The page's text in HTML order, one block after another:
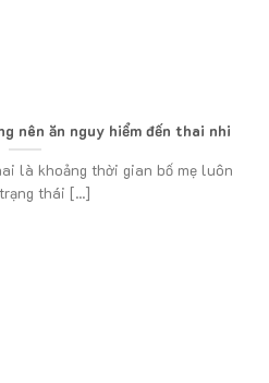
nên ăn nguy hiểm đến thai nhi
là khoảng thời gian bố mẹ luôn
thái [...]